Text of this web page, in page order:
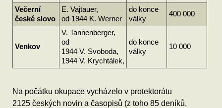
Večerní
české slovo
E. Vajtauer,
od 1944 K. Werner
do konce
války
400 000
Venkov
V. Tannenberger,
od
1944 V. Svoboda,
1944 V. Krychtálek,
do konce
války
10 000
Na počátku okupace vycházelo v protektorátu
2125 českých novin a časopisů (z toho 85 deníků,